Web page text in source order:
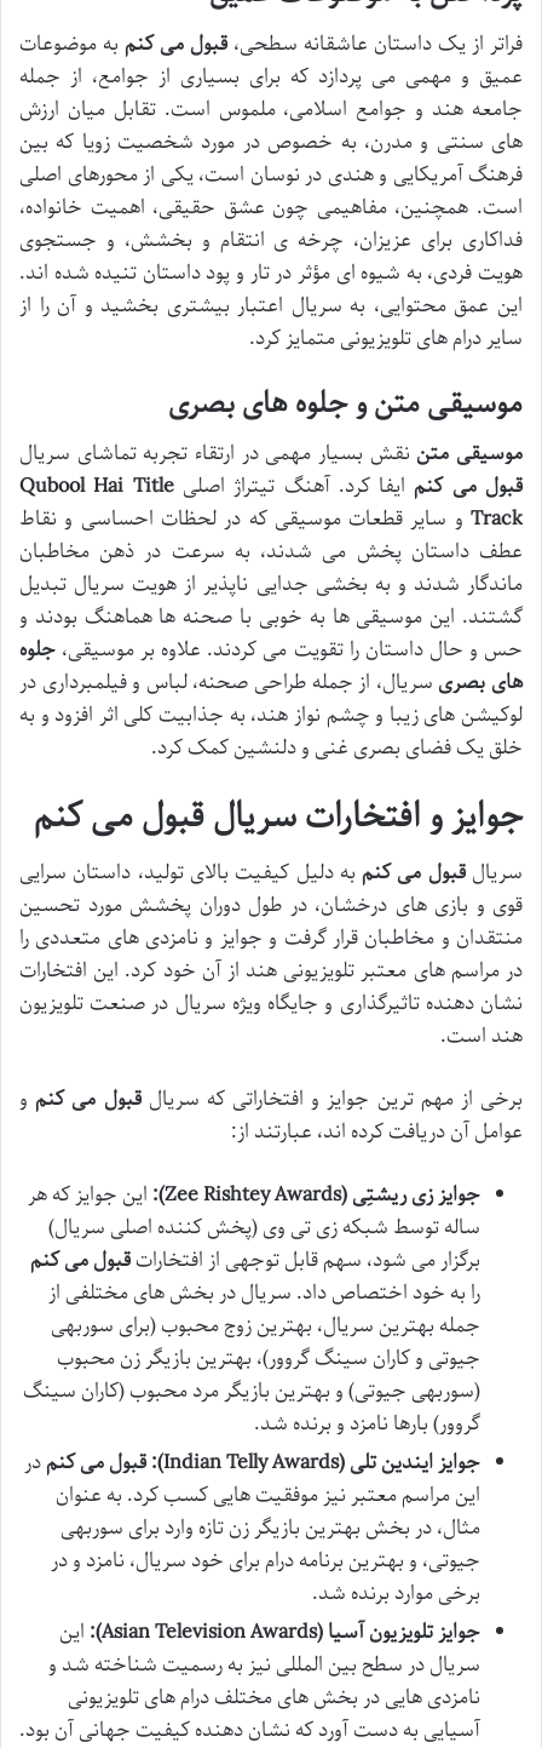
فراتر از یک داستان عاشقانه سطحی، قبول می کنم به موضوعات
عمیق و مهمی می پردازد که برای بسیاری از جوامع، از جمله
جامعه هند و جوامع اسلامی، ملموس است. تقابل میان ارزش
های سنتی و مدرن، به خصوص در مورد شخصیت زویا که بین
فرهنگ آمریکایی و هندی در نوسان است، یکی از محورهای اصلی
است. همچنین، مفاهیمی چون عشق حقیقی، اهمیت خانواده،
فداکاری برای عزیزان، چرخه ی انتقام و بخشش، و جستجوی
هویت فردی، به شیوه ای مؤثر در تار و پود داستان تنیده شده اند.
این عمق محتوایی، به سریال اعتبار بیشتری بخشید و آن را از
سایر درام های تلویزیونی متمایز کرد.
موسیقی متن و جلوه های بصری
موسیقی متن نقش بسیار مهمی در ارتقاء تجربه تماشای سریال
قبول می کنم ایفا کرد. آهنگ تیتراژ اصلیQubool Hai Title
Track و سایر قطعات موسیقی که در لحظات احساسی و نقاط
عطف داستان پخش می شدند، به سرعت در ذهن مخاطبان
ماندگار شدند و به بخشی جدایی ناپذیر از هویت سریال تبدیل
گشتند. این موسیقی ها به خوبی با صحنه ها هماهنگ بودند و
حس و حال داستان را تقویت می کردند. علاوه بر موسیقی، جلوه
های بصری سریال، از جمله طراحی صحنه، لباس و فیلمبرداری در
لوکیشن های زیبا و چشم نواز هند، به جذابیت کلی اثر افزود و به
خلق یک فضای بصری غنی و دلنشین کمک کرد.
جوایز و افتخارات سریال قبول می کنم
سریالقبول می کنم به دلیل کیفیت بالای تولید، داستان سرایی
قوی و بازی های درخشان، در طول دوران پخشش مورد تحسین
منتقدان و مخاطبان قرار گرفت و جوایز و نامزدی های متعددی را
در مراسم های معتبر تلویزیونی هند از آن خود کرد. این افتخارات
نشان دهنده تاثیرگذاری و جایگاه ویژه سریال در صنعت تلویزیون
هند است.
برخی از مهم ترین جوایز و افتخاراتی که سریالقبول می کنم و
عوامل آن دریافت کرده اند، عبارتند از:
جوایز زی ریشتِی (Zee Rishtey Awards):
این جوایز که هر
ساله توسط شبکه زی تی وی (پخش کننده اصلی سریال)
برگزار می شود، سهم قابل توجهی از افتخاراتقبول می کنم
را به خود اختصاص داد. سریال در بخش های مختلفی از
جمله بهترین سریال، بهترین زوج محبوب (برای سوربهی
جیوتی و کاران سینگ گروور)، بهترین بازیگر زن محبوب
(سوربهی جیوتی) و بهترین بازیگر مرد محبوب (کاران سینگ
گروور) بارها نامزد و برنده شد.
جوایز ایندین تلی (Indian Telly Awards):
قبول می کنمدر
این مراسم معتبر نیز موفقیت هایی کسب کرد. به عنوان
مثال، در بخش بهترین بازیگر زن تازه وارد برای سوربهی
جیوتی، و بهترین برنامه درام برای خود سریال، نامزد و در
برخی موارد برنده شد.
جوایز تلویزیون آسیا (Asian Television Awards):
این
سریال در سطح بین المللی نیز به رسمیت شناخته شد و
نامزدی هایی در بخش های مختلف درام های تلویزیونی
آسیایی به دست آورد که نشان دهنده کیفیت جهانی آن بود.